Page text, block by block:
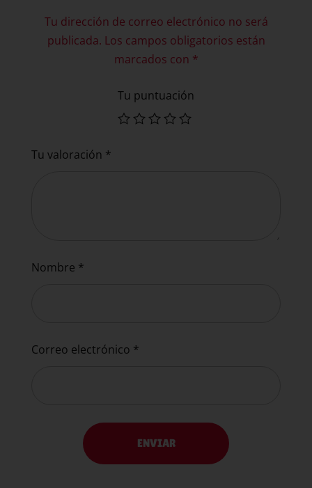
Tu dirección de correo electrónico no será
publicada. Los campos obligatorios están
marcados con *
Tu puntuación
Tu valoración *
Nombre *
Correo electrónico *